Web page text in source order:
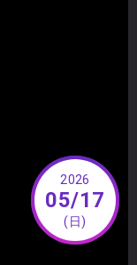
2026
05/17
(日)